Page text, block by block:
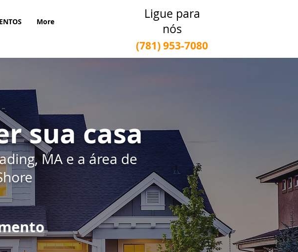
More
Ligue para
nós
(781) 953-7080
sua casa
MA e a área de